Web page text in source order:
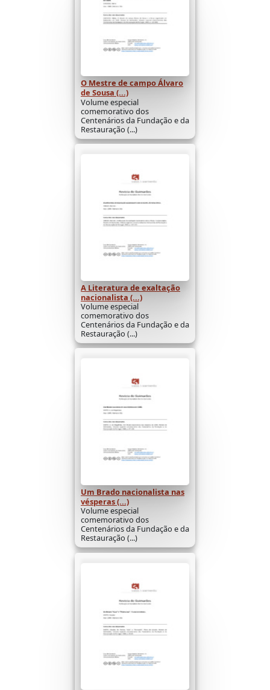
O Mestre de campo Álvaro
de Sousa (...)
Volume especial
comemorativo dos
Centenários da Fundação e da
Restauração (...)
A Literatura de exaltação
nacionalista (...)
Volume especial
comemorativo dos
Centenários da Fundação e da
Restauração (...)
Um Brado nacionalista nas
vésperas (...)
Volume especial
comemorativo dos
Centenários da Fundação e da
Restauração (...)